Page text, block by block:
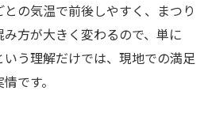
の気温で前後しやすく、まつり
方が大きく変わるので、単に
いう理解だけでは、現地での満足
です。